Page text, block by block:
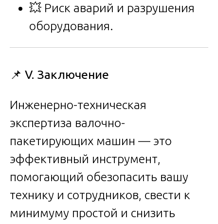
💥 Риск аварий и разрушения
оборудования.
📌 V. Заключение
Инженерно-техническая
экспертиза валочно-
пакетирующих машин — это
эффективный инструмент,
помогающий обезопасить вашу
технику и сотрудников, свести к
минимуму простой и снизить